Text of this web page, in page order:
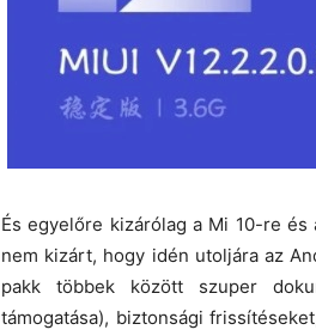
És egyelőre kizárólag a Mi 10-re
nem kizárt, hogy idén utoljára az
pakk többek között szuper
támogatása), biztonsági